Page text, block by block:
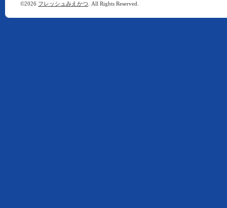
©2026 フレッシュみえかつ . All Rights Reserved.